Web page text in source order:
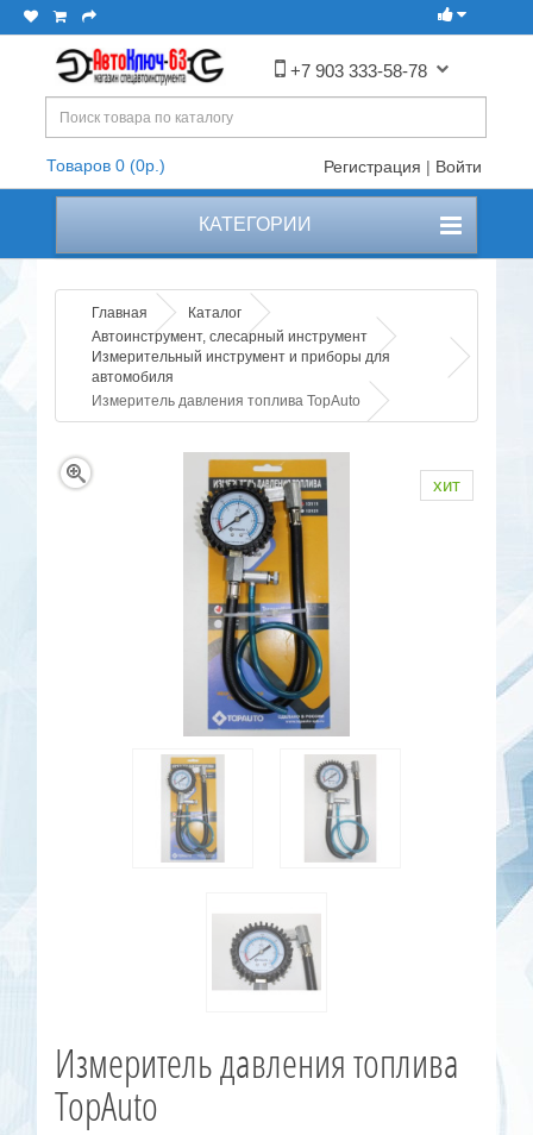
+7 903 333-58-78
Товаров 0 (0р.) Регистрация | Войти
КАТЕГОРИИ
Главная
Каталог
Автоинструмент, слесарный инструмент
Измерительный инструмент и приборы для
автомобиля
Измеритель давления топлива TopAuto
хит
Измеритель давления топлива
TopAuto